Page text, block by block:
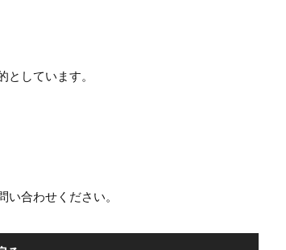
しています。
合わせください。